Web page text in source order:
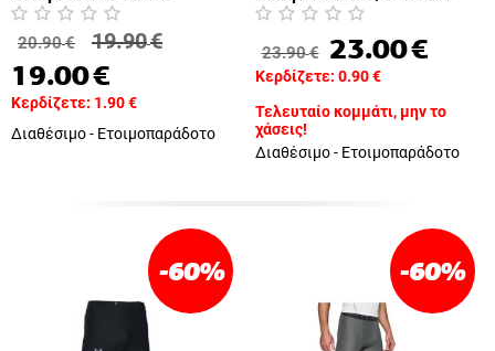
(50028-Black)
20.90€ 19.90€
19.00€
Κερδίζετε: 1.90€
Διαθέσιμο - Ετοιμοπαράδοτο
(50027-Black)
23.90€ 23.00€
Κερδίζετε: 0.90€
Τελευταίο κομμάτι, μην το
χάσεις!
Διαθέσιμο - Ετοιμοπαράδοτο
-60% -60%